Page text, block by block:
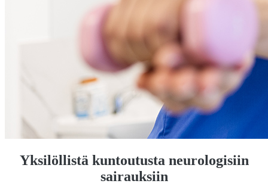
Yksilöllistä kuntoutusta neurologisiin
sairauksiin